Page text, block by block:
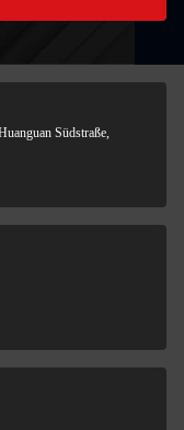
Südstraße,